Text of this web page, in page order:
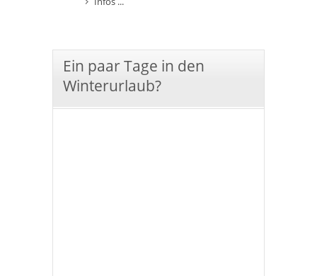
Ein paar Tage in den
Winterurlaub?